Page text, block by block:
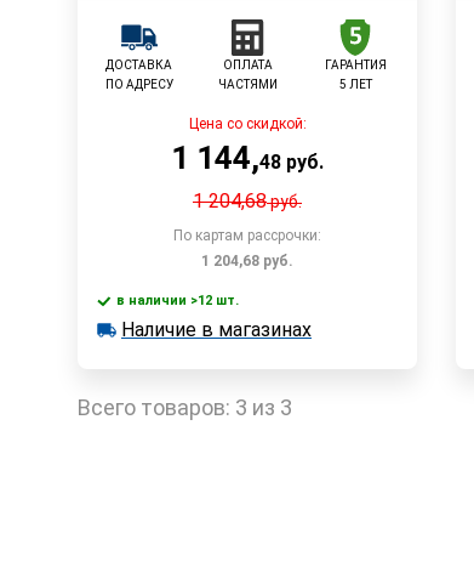
ДОСТАВКА
ПО АДРЕСУ
ОПЛАТА
ЧАСТЯМИ
ГАРАНТИЯ
5 ЛЕТ
Цена со скидкой:
1 144,48 руб.
1 204,68руб.
По картам рассрочки:
1 204,68 руб.
В корзину
Быстрый заказ
в наличии >12 шт.
в наличии >12 шт.
Наличие в магазинах
Всего товаров: 3 из 3